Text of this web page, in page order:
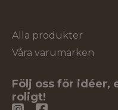
Alla produkter
Våra varumärken
Följ oss för idéer,
roligt!